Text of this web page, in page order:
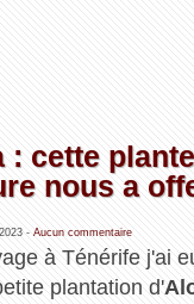
: cette
nous a
- Aucun commentaire
à Ténérife j'ai
plantation d'